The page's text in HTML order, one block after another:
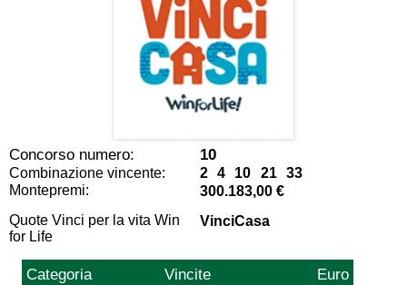
Concorso numero: 10
Combinazione vincente:
2 4 10 21 33
Montepremi:
300.183,00 €
Quote Vinci per la vita Win
for Life
VinciCasa
Categoria Vincite
Euro